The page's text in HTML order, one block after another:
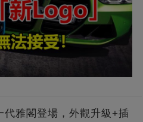
代雅閣登場，外觀升級+插